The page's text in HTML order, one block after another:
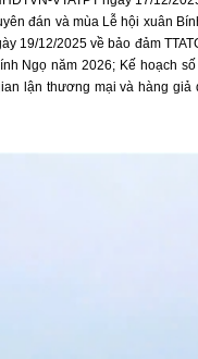
đán và mùa Lễ hội xuân
19/12/2025 về bảo đảm
Ngọ năm 2026; Kế hoạch
lận thương mại và hàng